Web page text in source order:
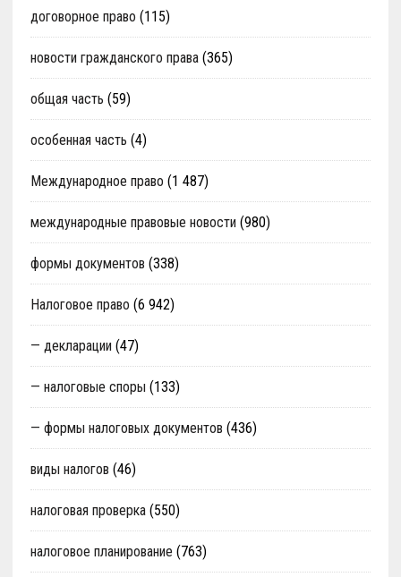
договорное право (115)
новости гражданского права(365)
общая часть (59)
особенная часть (4)
Международное право (1 487)
международные правовые новости (980)
формы документов (338)
Налоговое право (6 942)
— декларации (47)
— налоговые споры (133)
— формы налоговых документов (436)
виды налогов (46)
налоговая проверка(550)
налоговое планирование (763)